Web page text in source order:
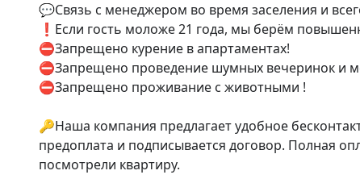
💬Связь с менеджером во время заселения и
❗️Если гость моложе 21 года, мы берём
⛔️Запрещено курение в апартаментах!
⛔️Запрещено проведение шумных вечеринок и
⛔️Запрещено проживание с животными !
🔑Наша компания предлагает удобное
предоплата и подписывается договор. Полная
посмотрели квартиру.